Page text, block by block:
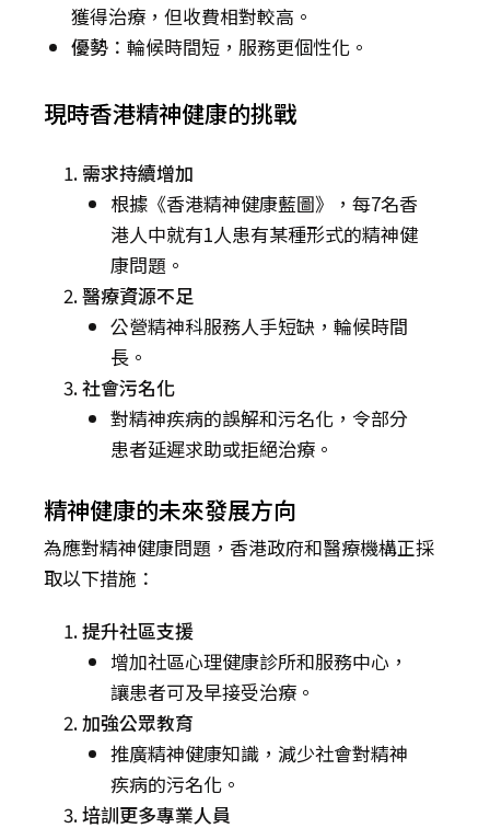
獲得治療，但收費相對較高。
優勢 ：輪候時間短，服務更個性化。
現時香港精神健康的挑戰
需求持續增加
根據《香港精神健康藍圖》，每7名香
港人中就有1人患有某種形式的精神健
康問題。
醫療資源不足
公營精神科服務人手短缺，輪候時間
長。
社會污名化
對精神疾病的誤解和污名化，令部分
患者延遲求助或拒絕治療。
精神健康的未來發展方向
為應對精神健康問題，香港政府和醫療機構正採
取以下措施：
提升社區支援
增加社區心理健康診所和服務中心，
讓患者可及早接受治療。
加強公眾教育
推廣精神健康知識，減少社會對精神
疾病的污名化。
培訓更多專業人員